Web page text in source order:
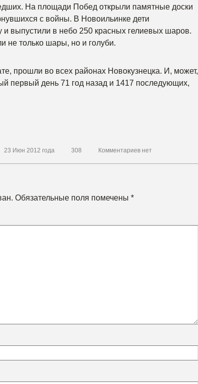
На площади Побед открыли памятные доски
с войны. В Новоильинке дети
и выпустили в небо 250 красных гелиевых шаров.
не только шары, но и голуби.
прошли во всех районах Новокузнецка. И, может,
первый день 71 год назад и 1417 последующих,
23 Июн 2012 года 308 Комментариев нет
Обязательные поля помечены *